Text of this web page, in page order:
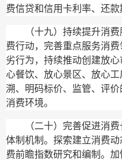
费信贷和信用卡利率、还款
（十九）持续提升消费
费行动，完善重点服务消
劣行为，持续推动创建放
心餐饮、放心景区、放心
溯、明码标价、监管、评
消费环境。
（二十）完善促进消费
体制机制。探索建立消费
费前瞻指数研究和编制。